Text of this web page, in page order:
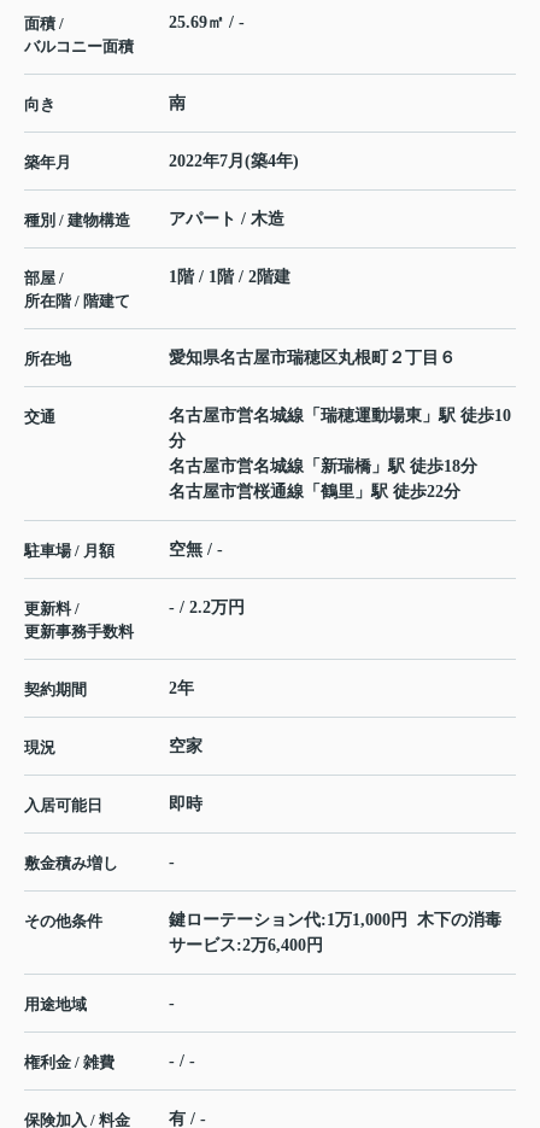
面積 /
バルコニー面積
25.69㎡ / -
向き 南
築年月 2022年7月(築4年)
種別 / 建物構造 アパート / 木造
部屋 /
所在階 / 階建て
1階 / 1階 / 2階建
所在地 愛知県名古屋市瑞穂区丸根町 ２丁目６
交通 名古屋市営名城線 「 瑞穂運動場東 」駅 徒歩10
分
名古屋市営名城線 「 新瑞橋 」駅 徒歩18分
名古屋市営桜通線 「 鶴里 」駅 徒歩22分
駐車場 / 月額 空無 / -
更新料 /
更新事務手数料
- / 2.2万円
契約期間 2年
現況 空家
入居可能日 即時
敷金積み増し -
その他条件
鍵ローテーション代:1万1,000円 木下の消毒
サービス:2万6,400円
用途地域 -
権利金 / 雑費 - / -
保険加入 / 料金 有 / -